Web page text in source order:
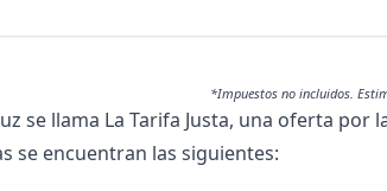
*Impuestos no incluidos.
se llama La Tarifa Justa, una oferta por
se encuentran las siguientes: